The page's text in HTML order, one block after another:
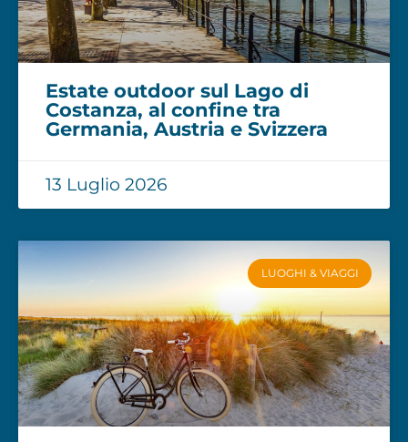
Estate outdoor sul Lago di
Costanza, al confine tra
Germania, Austria e Svizzera
13 Luglio 2026
LUOGHI & VIAGGI